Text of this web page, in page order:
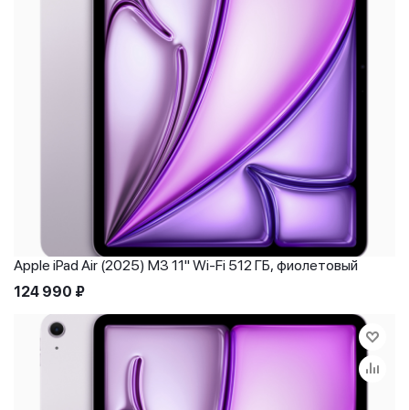
Apple iPad Air (2025) M3 11" Wi-Fi 512 ГБ, фиолетовый
124 990 ₽